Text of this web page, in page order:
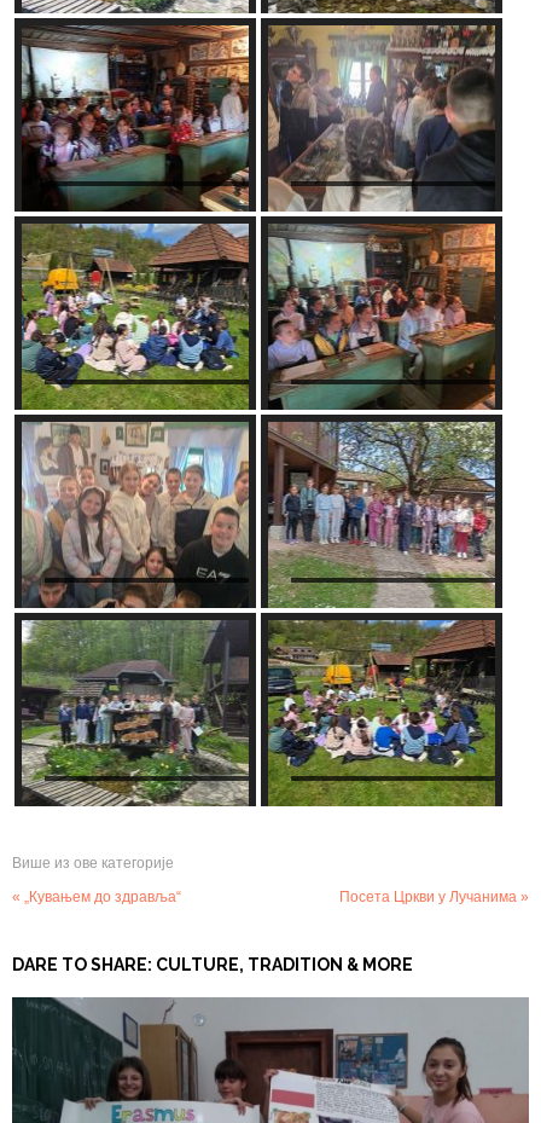
Више из ове категорије
« „Кувањем до здравља“
Посета Цркви у Лучанима »
DARE TO SHARE: CULTURE, TRADITION & MORE